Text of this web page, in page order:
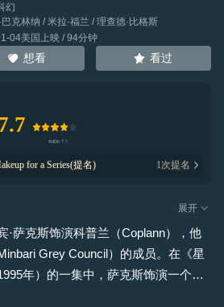
幻
巴克林纳 /米拉·福兰 /理查德·比格斯
04美国上映 / 94分钟
想看 看过
for a Series(提名) 1次提名
展开
·萨克斯饰演科普兰（Coplann），他
Grey Council）的成员。在《星
年）的一集中，萨克斯饰演一个名